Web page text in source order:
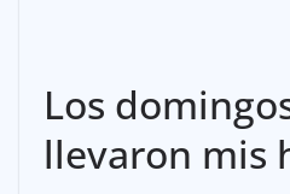
Los
llevaron mis